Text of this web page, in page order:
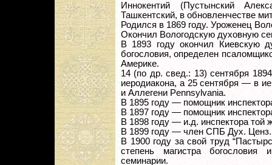
Иннокентий (Пустынский
Ташкентский, в обновленчестве
Родился в 1869 году. Уроженец
Окончил Вологодскую духовную
В 1893 году окончил Киевскую
богословия, определен
Америке.
14 (по др. свед.: 13) сентября
иеродиакона, а 25 сентября — в
и Аллегени Pennsylvania.
В 1895 году — помощник
В 1897 году — помощник
В 1898 году — и.д. инспектора той
В 1899 году — член СПБ Дух. Ценз.
В 1900 году за свой труд
степень магистра богословия
семинарии.